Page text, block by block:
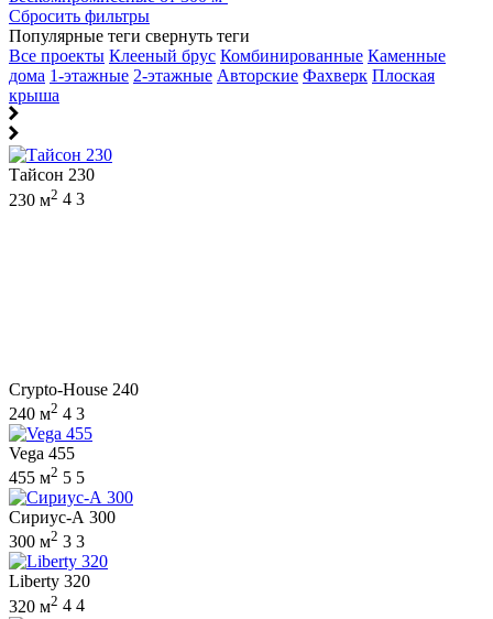
Сбросить фильтры
Популярные теги свернуть теги
Все проекты Клееный брус Комбинированные Каменные
дома 1-этажные 2-этажные Авторские Фахверк Плоская
крыша
Тайсон 230
230 м2 4 3
Crypto-House 240
240 м2 4 3
Vega 455
455 м2 5 5
Сириус-А 300
300 м2 3 3
Liberty 320
320 м2 4 4